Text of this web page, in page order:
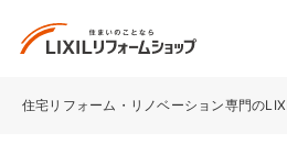
住宅リフォーム・リノベーション専門の